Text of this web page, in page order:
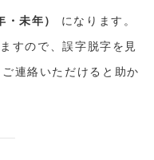
未年）
になります。
すので、誤字脱字を見
ご連絡いただけると助か